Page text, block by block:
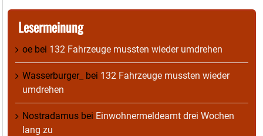
Lesermeinung
oe bei 132 Fahrzeuge mussten wieder umdrehen
Wasserburger_ bei 132 Fahrzeuge mussten wieder
umdrehen
Nostradamus bei Einwohnermeldeamt drei Wochen
lang zu